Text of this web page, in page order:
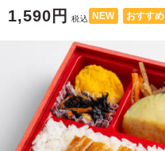
1,590円 税込 NEW おすすめ